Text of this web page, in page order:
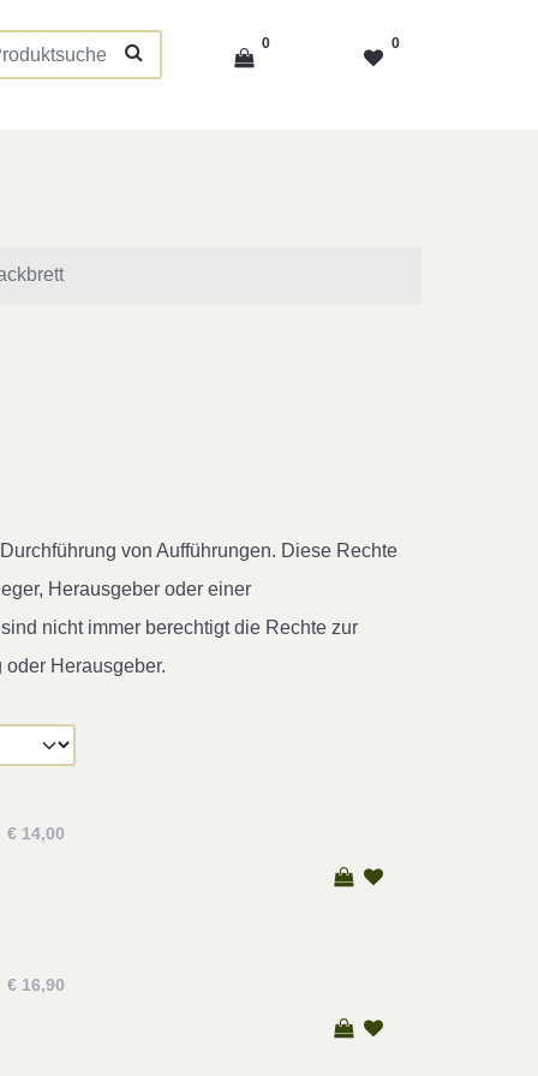
0 0
von Aufführungen. Diese Rechte
Herausgeber oder einer
nicht immer berechtigt die Rechte zur
Herausgeber.
€ 14,00
€ 16,90